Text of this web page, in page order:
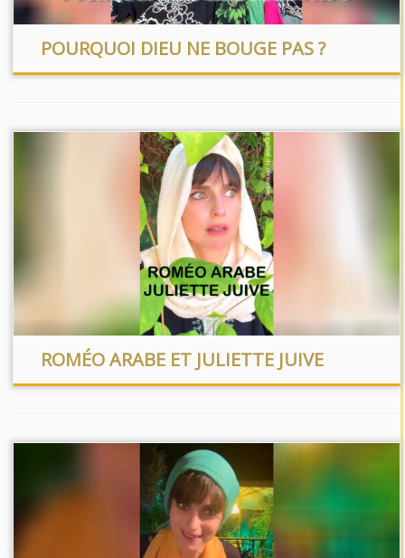
POURQUOI DIEU NE BOUGE PAS ?
ROMÉO ARABE ET JULIETTE JUIVE